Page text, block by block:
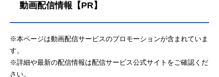
動画配信情報【PR】
※本ページは動画配信サービスのプロモーションが含まれていま
す。
※詳細や最新の配信情報は配信サービス公式サイトをご確認くだ
さい。